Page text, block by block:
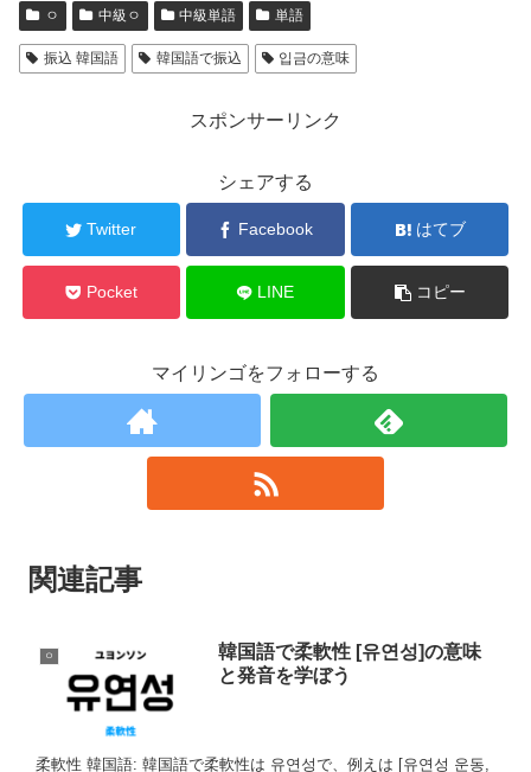
ㅇ 中級ㅇ 中級単語 単語
振込 韓国語 韓国語で振込 입금の意味
スポンサーリンク
シェアする
Twitter Facebook はてブ
Pocket LINE コピー
マイリンゴをフォローする
関連記事
ㅇ
韓国語で柔軟性 [유연성]の意味
と発音を学ぼう
柔軟性 韓国語: 韓国語で柔軟性は 유연성で、例えは [유연성 운동,